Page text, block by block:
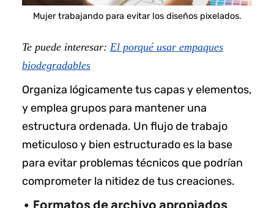
Mujer trabajando para evitar los diseños pixelados.
Te puede interesar: El porqué usar empaques
biodegradables
Organiza lógicamente tus capas y elementos,
y emplea grupos para mantener una
estructura ordenada. Un flujo de trabajo
meticuloso y bien estructurado es la base
para evitar problemas técnicos que podrían
comprometer la nitidez de tus creaciones.
• Formatos de archivo apropiados